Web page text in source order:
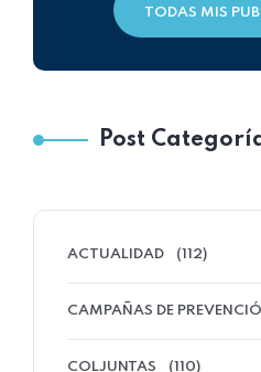
TODAS MIS
Post
ACTUALIDAD (112)
CAMPAÑAS DE
COLJUNTAS (110)